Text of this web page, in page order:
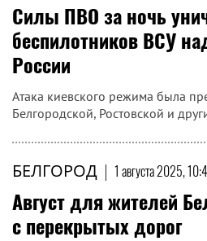
Силы ПВО за ночь
беспилотников ВСУ
России
Атака киевского режима была
Белгородской, Ростовской и
БЕЛГОРОД | 1 августа 2025,
Август для жителей
с перекрытых дорог